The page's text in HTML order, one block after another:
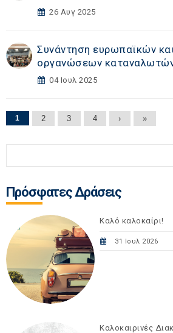
26 Αυγ 2025
Συνάντηση ευρωπαϊκών
οργανώσεων
04 Ιουλ 2025
Σελίδες
1 2 3 4 › »
Πρόσφατες Δράσεις
Καλό καλοκαίρι!
31 Ιουλ 2026
Καλοκαιρινές